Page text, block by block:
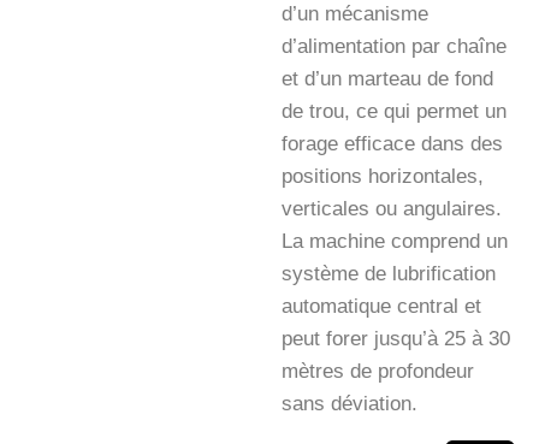
d’un mécanisme
d’alimentation par chaîne
et d’un marteau de fond
de trou, ce qui permet un
forage efficace dans des
positions horizontales,
verticales ou angulaires.
La machine comprend un
système de lubrification
automatique central et
peut forer jusqu’à 25 à 30
mètres de profondeur
sans déviation.